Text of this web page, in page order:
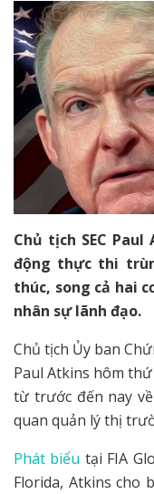
Chủ tịch SEC
động thực thi
thúc, song cả hai
nhân sự lãnh đạo.
Chủ tịch Ủy ban
Paul Atkins hôm
từ trước đến nay
quan quản lý thị
Phát biểu tại FIA
Florida, Atkins cho